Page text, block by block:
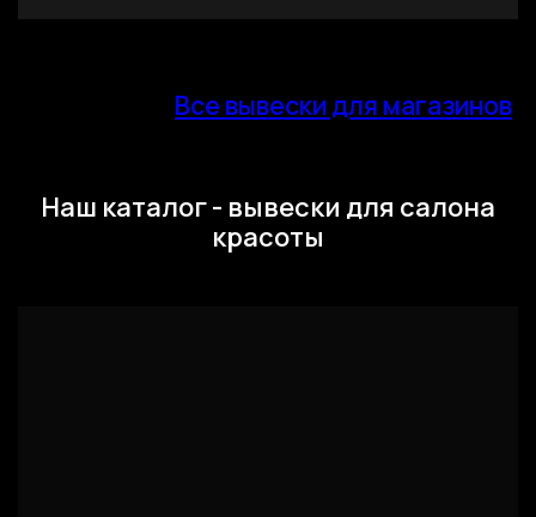
Все вывески для магазинов
Наш каталог - вывески для салона
красоты